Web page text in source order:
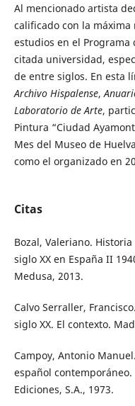
Al mencionado artista
calificado con la
estudios en el Programa
citada universidad,
de entre siglos. En esta
Archivo Hispalense,
Laboratorio de Arte,
Pintura “Ciudad
Mes del Museo de
como el organizado en
Citas
Bozal, Valeriano.
siglo XX en España II
Medusa, 2013.
Calvo Serraller,
siglo XX. El contexto.
Campoy, Antonio
español
Ediciones, S.A., 1973.